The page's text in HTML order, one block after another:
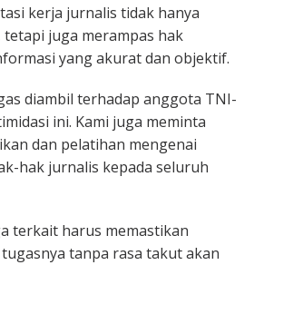
kerja jurnalis tidak hanya
juga merampas hak
yang akurat dan objektif.
diambil terhadap anggota TNI-
ini. Kami juga meminta
dan pelatihan mengenai
hak jurnalis kepada seluruh
terkait harus memastikan
tanpa rasa takut akan